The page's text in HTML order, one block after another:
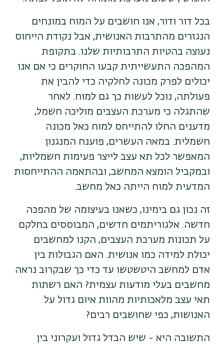
בכל דור ודור, אנו חושבים על המוח במונחים
הנגזרים מהתרבות האנושית, אבל נקודת הייחוס
נעוצה בהטיות התרבותיות שלנו. בתקופת
המהפכה התעשייתית קבעו החוקרים כי אם אנו
יכולים לפרק מכונה לחלקיה כדי להבין את
פעולתה, נוכל לעשות כך גם למוח. לאחר
שהתגלה כי מערכת העצבים מוליכה חשמל,
מדענים החלו להתייחס למוח כאל מכונה
חשמלית. במאה העשרים, פוענח המנגנון
המאפשר לכל תא עצב לייצר פעימות חשמליות,
ובמקביל הומצא המחשב, ובהתאמה ההתייחסות
המדעית למוח הייתה כאל מחשב.
זה נכון גם בימינו, כשאנו בעיצומה של מהפכה
חדשה. אלגוריתמים חדשים, המבוססים בחלקם
על תכונות מערכת העצבים, הקנו למחשבים
יכולת למידה כמו אנושית. האם הגבולות בין
אדם למחשב היטשטשו עד כדי כך שבקרוב נראה
מחשבים בעלי מּודעּות עצמית? האם רשתות
תאי עצב מלאכותיות מהוות איום גדול על
האנושות, כפי שחושבים רבים?
התשובה היא - שיש הבדל גדול ועקרוני בין